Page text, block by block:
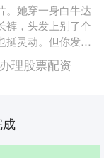
。她穿一身白牛达
裤，头发上别了个
挺灵动。但你发现
用这类可爱元素。
办理股票配资